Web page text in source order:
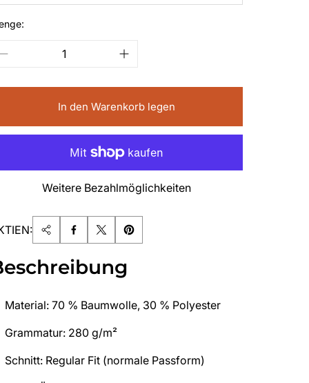
In den Warenkorb legen
Weitere Bezahlmöglichkeiten
Material: 70 % Baumwolle, 30 % Polyester
Grammatur: 280 g/m²
Schnitt: Regular Fit (normale Passform)